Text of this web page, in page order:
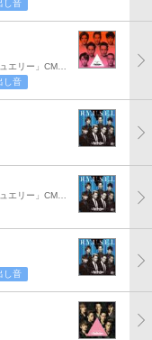
し音
サマンサタバサジャパンリミテッド「サマンサティアラ ジュエリー」CMソング
し音
サマンサタバサジャパンリミテッド「サマンサティアラ ジュエリー」CMソング
し音